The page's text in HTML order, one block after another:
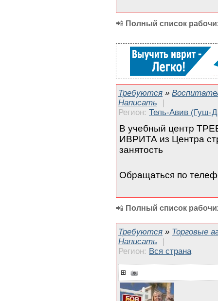
📲 Полный список
Требуются »
Написать
|
Регион: Тель-Авив (Гуш-
В учебный центр
ИВРИТА из Центра
занятость
Обращаться по
📲 Полный список
Требуются » Торговые
Написать
|
Регион: Вся страна